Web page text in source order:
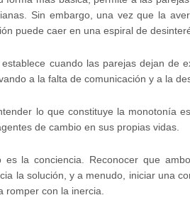
Sin embargo, una vez que la
puede caer en una espiral de
cuando las parejas dejan de
a la falta de comunicación y a la
lo que constituye la monotonía
de cambio en sus propias vidas.
es la conciencia. Reconocer que
la solución, y a menudo, iniciar una
romper con la inercia.